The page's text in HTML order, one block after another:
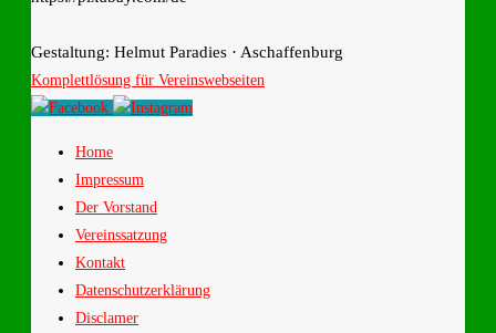
Gestaltung: Helmut Paradies · Aschaffenburg
Komplettlösung für Vereinswebseiten
Home
Impressum
Der Vorstand
Vereinssatzung
Kontakt
Datenschutzerklärung
Disclamer